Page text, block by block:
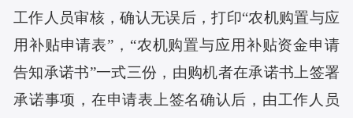
工作人员审核，确认无误后，打印“农机购置与应
用补贴申请表”，“农机购置与应用补贴资金申请
告知承诺书”一式三份，由购机者在承诺书上签署
承诺事项，在申请表上签名确认后，由工作人员